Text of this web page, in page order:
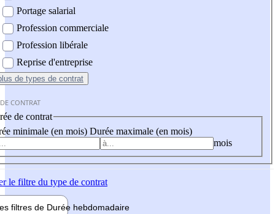
Portage salarial
Profession commerciale
Profession libérale
Reprise d'entreprise
de types de contrat
CONTRAT
de contrat
minimale (en mois) Durée maximale (en mois)
mois
le filtre du type de contrat
filtres de Durée hebdomadaire